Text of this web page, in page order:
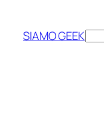
contenuto
SIAMO GEEK